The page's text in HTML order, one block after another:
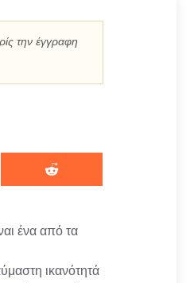
την έγγραφη
Share
on
ένα από τα
ικανότητά